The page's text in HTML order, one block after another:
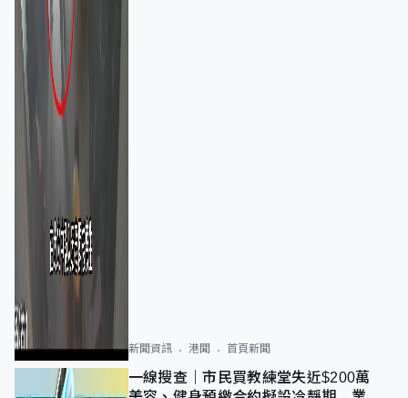
新聞資訊 港聞 首頁新聞
一線搜查｜市民買教練堂失近$200萬